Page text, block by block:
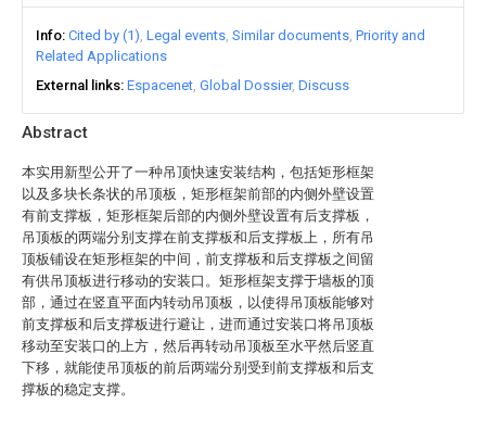
Abstract
本实用新型公开了一种吊顶快速安装结构，包括矩形框架
以及多块长条状的吊顶板，矩形框架前部的内侧外壁设置
有前支撑板，矩形框架后部的内侧外壁设置有后支撑板，
吊顶板的两端分别支撑在前支撑板和后支撑板上，所有吊
顶板铺设在矩形框架的中间，前支撑板和后支撑板之间留
有供吊顶板进行移动的安装口。矩形框架支撑于墙板的顶
部，通过在竖直平面内转动吊顶板，以使得吊顶板能够对
前支撑板和后支撑板进行避让，进而通过安装口将吊顶板
移动至安装口的上方，然后再转动吊顶板至水平然后竖直
下移，就能使吊顶板的前后两端分别受到前支撑板和后支
撑板的稳定支撑。
Info Cited by (1) Legal events Similar documents Priority and
Related Applications
External links Espacenet Global Dossier Discuss